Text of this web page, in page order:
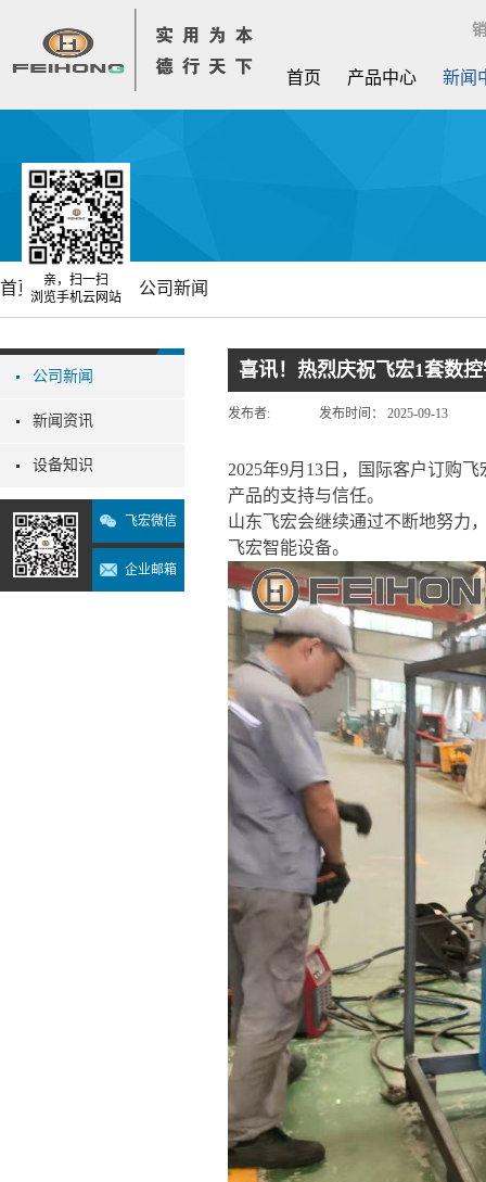
首页 产品中心 新闻
公司新闻
新闻资讯
设备知识
飞宏微信
企业邮箱
首页 新闻中心 公司新闻
喜讯！热烈庆祝飞宏1套数
发布者: 发布时间： 2025-09-13
2025年9月13日，国际客户订购
产品的支持与信任。
山东飞宏会继续通过不断地努力
飞宏智能设备。
亲，扫一扫
浏览手机云网站